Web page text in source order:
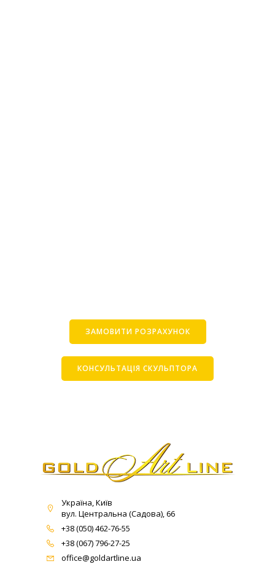
ЗАМОВИТИ РОЗРАХУНОК
КОНСУЛЬТАЦІЯ СКУЛЬПТОРА
Україна, Київ
вул. Центральна (Садова), 66
+38 (050) 462-76-55
+38 (067) 796-27-25
office@goldartline.ua